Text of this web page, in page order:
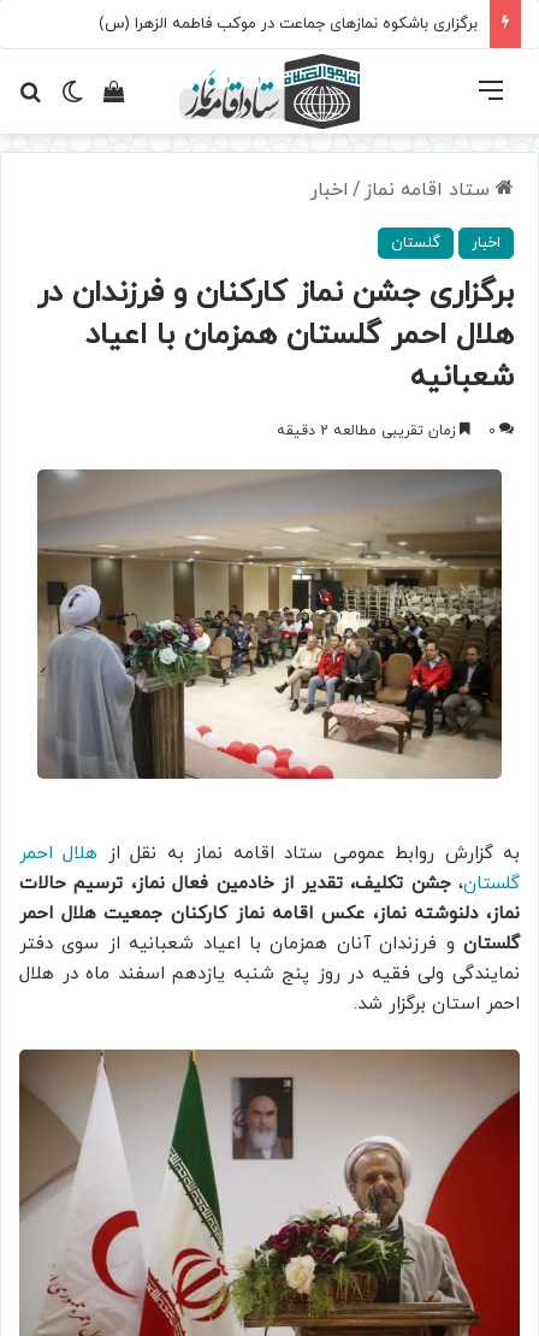
برگزاری باشکوه نمازهای جماعت در موکب فاطمه الزهرا (س)
تغییرمشاهده فهرست
ستاد اقامه نماز / اخبار
اخبار گلستان
برگزاری جشن نماز کارکنان و فرزندان در
هلال احمر گلستان همزمان با اعیاد
شعبانیه
0 زمان تقریبی مطالعه 2 دقیقه
به گزارش روابط عمومی ستاد اقامه نماز به نقل از هلال احمر
گلستان،جشن تکلیف، تقدیر از خادمین فعال نماز، ترسیم حالات
نماز، دلنوشته نماز، عکس اقامه نماز کارکنان جمعیت هلال احمر
گلستان و فرزندان آنان همزمان با اعیاد شعبانیه از سوی دفتر
نمایندگی ولی فقیه در روز پنج شنبه یازدهم اسفند ماه در هلال
احمر استان برگزار شد.